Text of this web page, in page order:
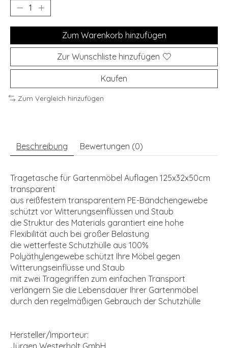
Zum Warenkorb hinzufügen
Zur Wunschliste hinzufügen
Kaufen
Zum Vergleich hinzufügen
Beschreibung Bewertungen (0)
Tragetasche für Gartenmöbel Auflagen 125x32x50cm
transparent
aus reißfestem transparentem PE-Bändchengewebe
schützt vor Witterungseinflüssen und Staub
die Struktur des Materials garantiert eine hohe
Flexibilität auch bei großer Belastung
die wetterfeste Schutzhülle aus 100%
Polyäthylengewebe schützt Ihre Möbel gegen
Witterungseinflüsse und Staub
mit zwei Tragegriffen zum einfachen Transport
verlängern Sie die Lebensdauer Ihrer Gartenmöbel
durch den regelmäßigen Gebrauch der Schutzhülle
Hersteller/Importeur: